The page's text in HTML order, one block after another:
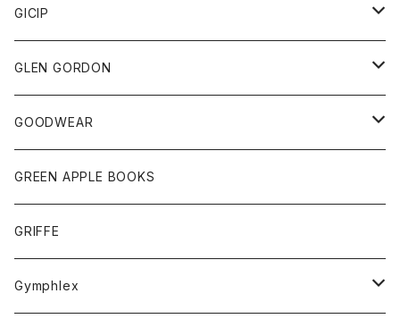
パーカー
グッズ
ネクタイ
チーフ
トップス
シャツ
タンクトップ
ボトム
ショートパンツ
スカート
レディース
スカート
Tシャツ
靴
サンダル
GICIP
トップス
Tシャツ
GLEN GORDON
グッズ
手袋
GOODWEAR
トップス
Tシャツ
GREEN APPLE BOOKS
GRIFFE
Gymphlex